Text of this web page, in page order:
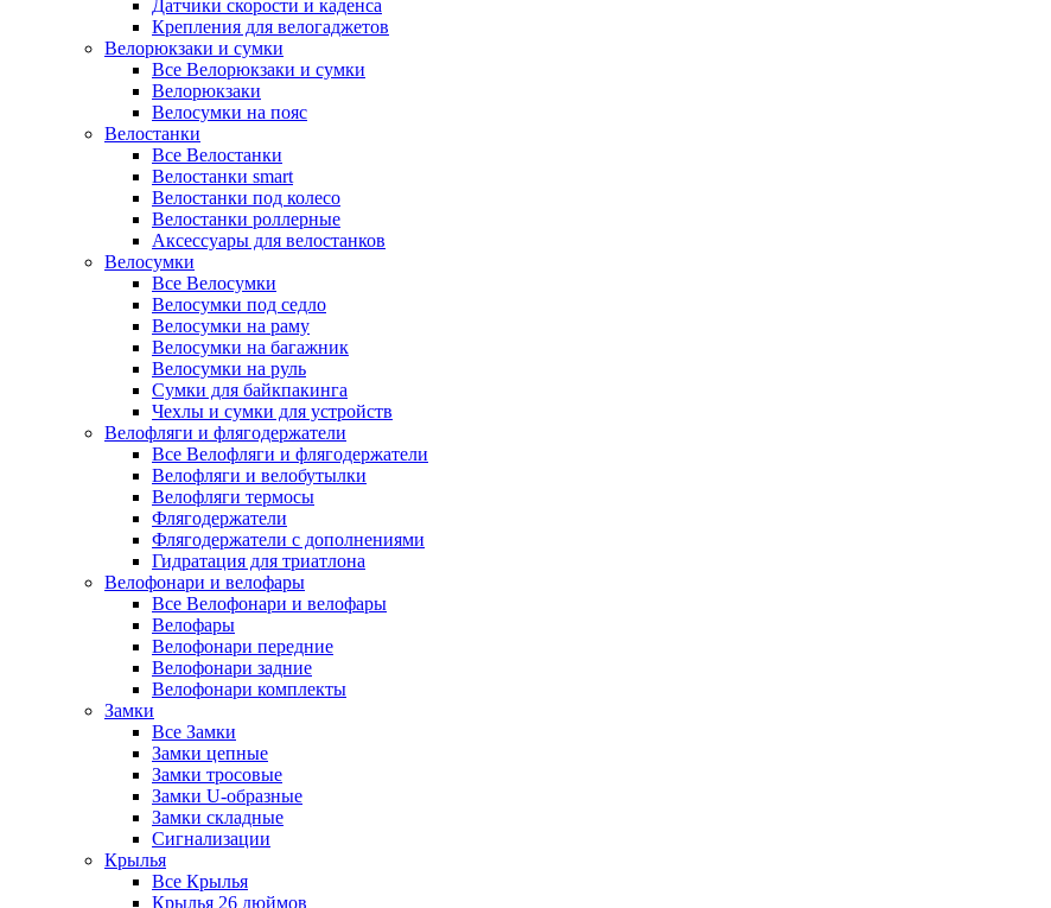
Датчики скорости и каденса
Крепления для велогаджетов
Велорюкзаки и сумки
Все Велорюкзаки и сумки
Велорюкзаки
Велосумки на пояс
Велостанки
Все Велостанки
Велостанки smart
Велостанки под колесо
Велостанки роллерные
Аксессуары для велостанков
Велосумки
Все Велосумки
Велосумки под седло
Велосумки на раму
Велосумки на багажник
Велосумки на руль
Сумки для байкпакинга
Чехлы и сумки для устройств
Велофляги и флягодержатели
Все Велофляги и флягодержатели
Велофляги и велобутылки
Велофляги термосы
Флягодержатели
Флягодержатели с дополнениями
Гидратация для триатлона
Велофонари и велофары
Все Велофонари и велофары
Велофары
Велофонари передние
Велофонари задние
Велофонари комплекты
Замки
Все Замки
Замки цепные
Замки тросовые
Замки U-образные
Замки складные
Сигнализации
Крылья
Все Крылья
Крылья 26 дюймов